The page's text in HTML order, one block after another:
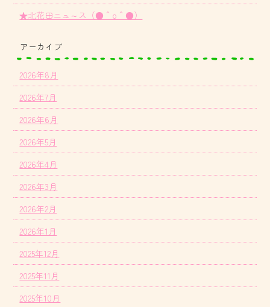
★北花田ニュ～ス（●＾o＾●）
アーカイブ
2026年8月
2026年7月
2026年6月
2026年5月
2026年4月
2026年3月
2026年2月
2026年1月
2025年12月
2025年11月
2025年10月